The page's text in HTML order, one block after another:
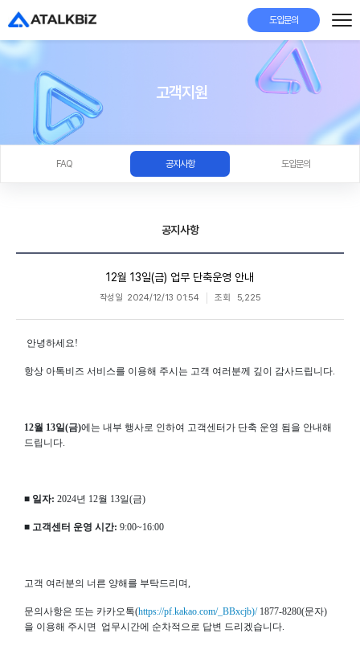
도입문의
고객지원
FAQ 공지사항 도입문의
공지사항
12월 13일(금) 업무 단축운영 안내
작성일 2024/12/13 01:54 조회 5,225
안녕하세요!
항상 아톡비즈 서비스를 이용해 주시는 고객 여러분께 깊이 감사드립니다.
12월 13일(금)에는 내부 행사로 인하여 고객센터가 단축 운영 됨을 안내해
드립니다.
■ 일자: 2024년 12월 13일(금)
■ 고객센터 운영 시간: 9:00~16:00
고객 여러분의 너른 양해를 부탁드리며,
문의사항은 또는 카카오톡(https://pf.kakao.com/_BBxcjb)/1877-8280(문자)
을 이용해 주시면 업무시간에 순차적으로 답변 드리겠습니다.